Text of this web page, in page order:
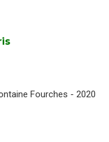
Fourches - 2020